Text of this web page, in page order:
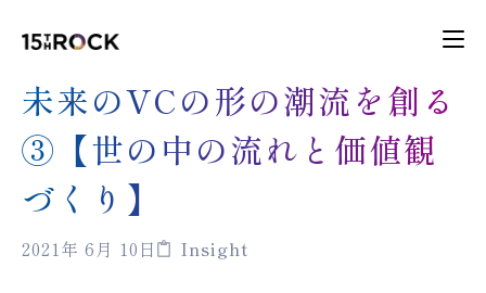
未来のVCの形の潮流を創る
③【世の中の流れと価値観
づくり】
2021年 6月 10日 Insight